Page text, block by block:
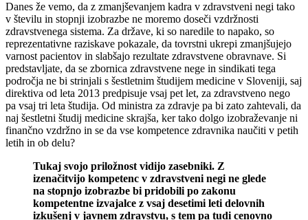
Danes že vemo, da z zmanjševanjem kadra v zdravstveni negi tako
v številu in stopnji izobrazbe ne moremo doseči vzdržnosti
zdravstvenega sistema. Za države, ki so naredile to napako, so
reprezentativne raziskave pokazale, da tovrstni ukrepi zmanjšujejo
varnost pacientov in slabšajo rezultate zdravstvene obravnave. Si
predstavljate, da se zbornica zdravstvene nege in sindikati tega
področja ne bi strinjali s šestletnim študijem medicine v Sloveniji, saj
direktiva od leta 2013 predpisuje vsaj pet let, za zdravstveno nego
pa vsaj tri leta študija. Od ministra za zdravje pa bi zato zahtevali, da
naj šestletni študij medicine skrajša, ker tako dolgo izobraževanje ni
finančno vzdržno in se da vse kompetence zdravnika naučiti v petih
letih in ob delu?
Tukaj svojo priložnost vidijo zasebniki. Z
izenačitvijo kompetenc v zdravstveni negi ne glede
na stopnjo izobrazbe bi pridobili po zakonu
kompetentne izvajalce z vsaj desetimi leti delovnih
izkušenj v javnem zdravstvu, s tem pa tudi cenovno